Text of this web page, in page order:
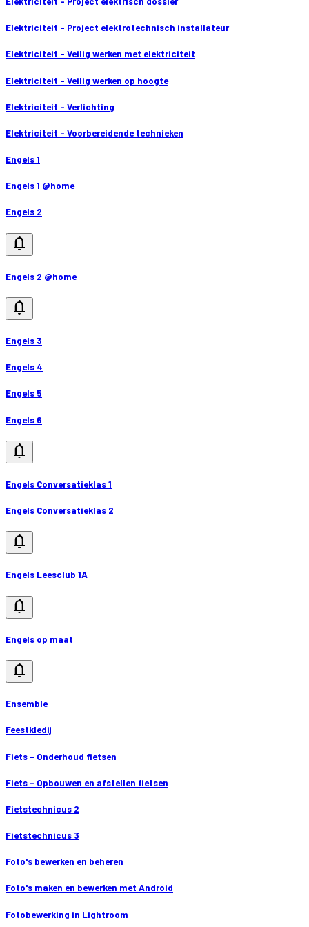
Elektriciteit - Project elektrotechnisch installateur
Elektriciteit - Veilig werken met elektriciteit
Elektriciteit - Veilig werken op hoogte
Elektriciteit - Verlichting
Elektriciteit - Voorbereidende technieken
Engels 1
Engels 1 @home
Engels 2
notifications
Engels 2 @home
notifications
Engels 3
Engels 4
Engels 5
Engels 6
notifications
Engels Conversatieklas 1
Engels Conversatieklas 2
notifications
Engels Leesclub 1A
notifications
Engels op maat
notifications
Ensemble
Feestkledij
Fiets - Onderhoud fietsen
Fiets - Opbouwen en afstellen fietsen
Fietstechnicus 2
Fietstechnicus 3
Foto's bewerken en beheren
Foto's maken en bewerken met Android
Fotobewerking in Lightroom